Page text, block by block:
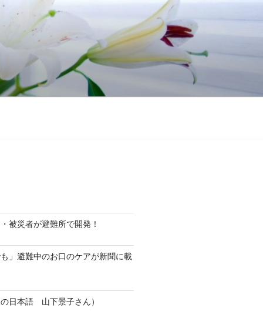
被災者が避難所で開発！
も」避難中のお口のケアが新聞に載
日本語 山下景子さん）